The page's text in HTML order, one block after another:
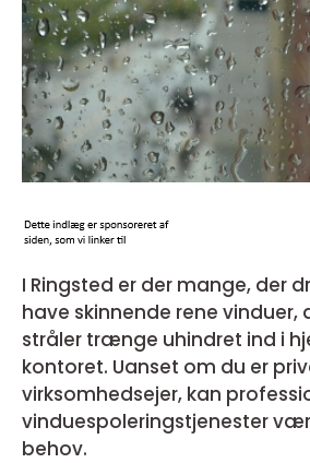
I Ringsted er der mange, der
have skinnende rene vinduer,
stråler trænge uhindret ind i
kontoret. Uanset om du er
virksomhedsejer, kan
vinduespoleringstjenester
behov.